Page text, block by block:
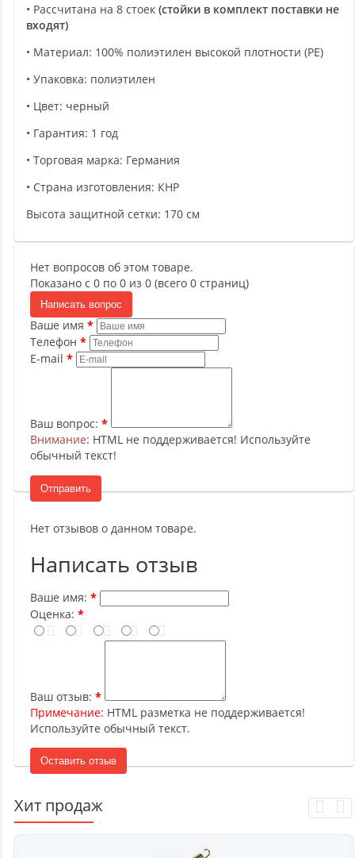
• Рассчитана на 8 стоек (стойки в комплект поставки не
входят)
• Материал: 100% полиэтилен высокой плотности (PE)
• Упаковка: полиэтилен
• Цвет: черный
• Гарантия: 1 год
• Торговая марка: Германия
• Страна изготовления: КНР
Высота защитной сетки: 170 см
Нет вопросов об этом товаре.
Показано с 0 по 0 из 0 (всего 0 страниц)
Написать вопрос
Ваше имя
Телефон
E-mail
Ваш вопрос:
Внимание: HTML не поддерживается! Используйте
обычный текст!
Отправить
Нет отзывов о данном товаре.
Написать отзыв
Ваше имя:
Оценка:
Ваш отзыв:
Примечание: HTML разметка не поддерживается!
Используйте обычный текст.
Оставить отзыв
Хит продаж